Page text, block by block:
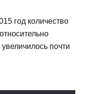
год количество
почти